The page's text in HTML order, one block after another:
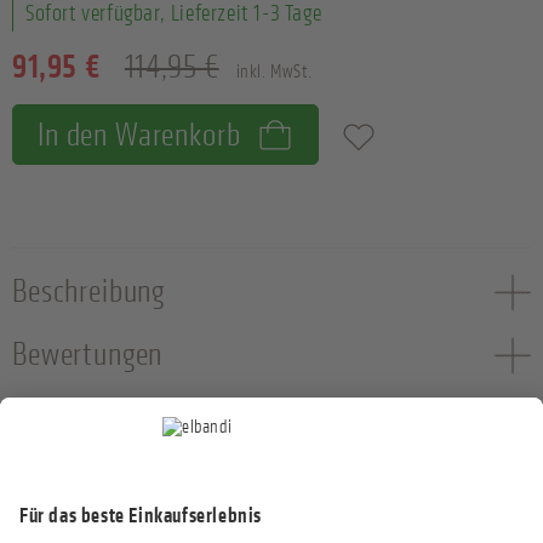
91,95 € 114,95 € inkl. MwSt.
Sofort verfügbar, Lieferzeit 1-3 Tage
In den Warenkorb Zum Merkzettel hinzufügen
Beschreibung
Bewertungen